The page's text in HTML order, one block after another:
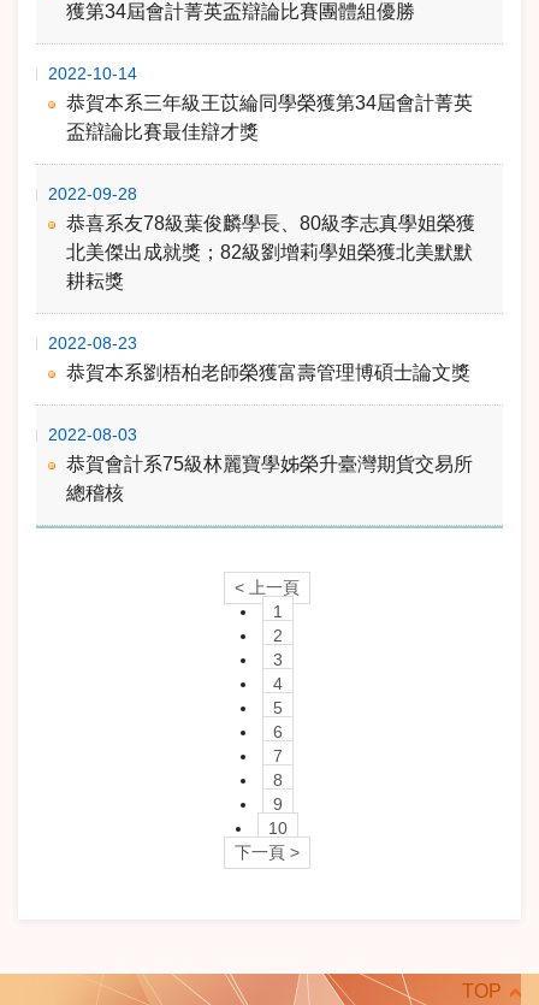
獲第34屆會計菁英盃辯論比賽團體組優勝
恭賀本系三年級王苡綸同學榮獲第34屆會計菁英
盃辯論比賽最佳辯才獎
2022-10-14
恭喜系友78級葉俊麟學長、80級李志真學姐榮獲
北美傑出成就獎；82級劉增莉學姐榮獲北美默默
耕耘獎
2022-09-28
恭賀本系劉梧柏老師榮獲富壽管理博碩士論文獎
2022-08-23
恭賀會計系75級林麗寶學姊榮升臺灣期貨交易所
總稽核
2022-08-03
< 上一頁
1
2
3
4
5
6
7
8
9
10
下一頁 >
TOP